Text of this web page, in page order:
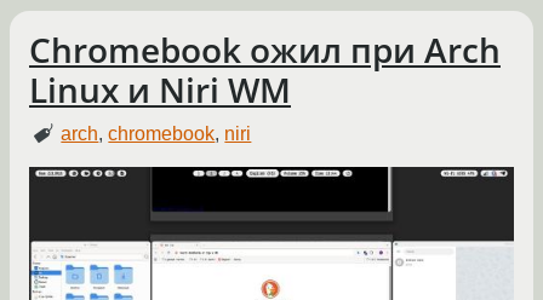
Chromebook ожил при Arch
Linux и Niri WM
arch,chromebook, niri